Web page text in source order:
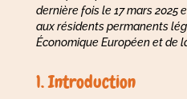
dernière fois le 17 mars 2025
aux résidents permanents
Économique Européen et de
1. Introduction